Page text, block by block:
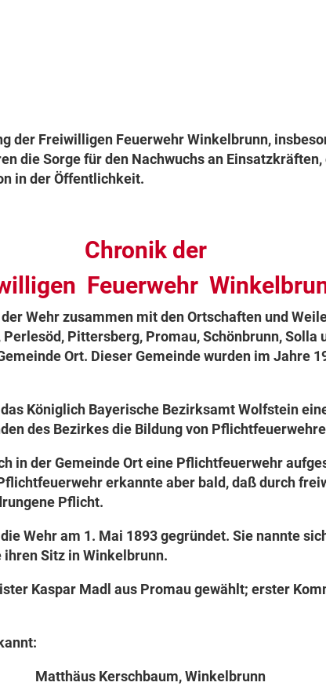
der Freiwilligen Feuerwehr Winkelbrunn,
die Sorge für den Nachwuchs an
in der Öffentlichkeit.
Chronik der
Feuerwehr
Wehr zusammen mit den Ortschaften und
Pittersberg, Promau, Schönbrunn, Solla
Ort. Dieser Gemeinde wurden im Jahre
Königlich Bayerische Bezirksamt Wolfstein
des Bezirkes die Bildung von
in der Gemeinde Ort eine Pflichtfeuerwehr
erkannte aber bald, daß durch
Pflicht.
Wehr am 1. Mai 1893 gegründet. Sie nannte
Sitz in Winkelbrunn.
Kaspar Madl aus Promau gewählt; erster
Kerschbaum, Winkelbrunn